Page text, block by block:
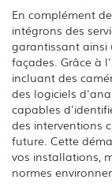
En complément
intégrons des
garantissant ainsi
façades. Grâce à
incluant des
des logiciels
capables
des interventions
future. Cette
vos installations,
normes